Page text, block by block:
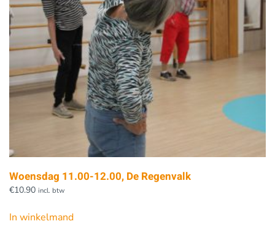
Woensdag 11.00-12.00, De Regenvalk
€10.90 incl. btw
In winkelmand